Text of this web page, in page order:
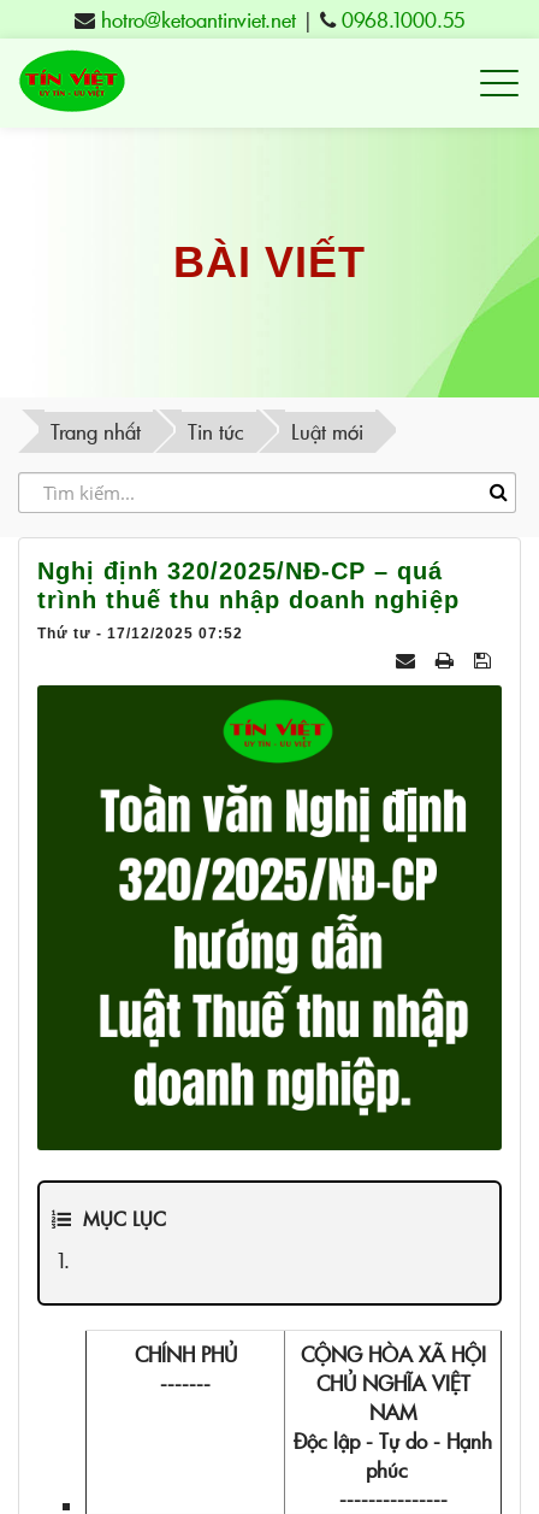
hotro@ketoantinviet.net| 0968.1000.55
Kế
Phú
Yên
tạo
Việt
-
BÀI VIẾT
Trang nhất Tin tức Luật mới
Nghị định 320/2025/NĐ-CP – quá
trình thuế thu nhập doanh nghiệp
Thứ tư - 17/12/2025 07:52
MỤC LỤC
CHÍNH PHỦ
-------
CỘNG HÒA XÃ HỘI
CHỦ NGHĨA VIỆT
NAM
Độc lập - Tự do - Hạnh
phúc
---------------